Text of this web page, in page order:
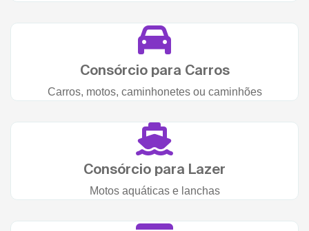
Consórcio para Carros
Carros, motos, caminhonetes ou caminhões
Consórcio para Lazer
Motos aquáticas e lanchas